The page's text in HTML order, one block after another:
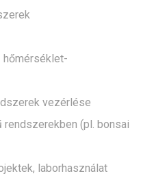
hőmérséklet-
vezérlése
(pl. bonsai
laborhasználat